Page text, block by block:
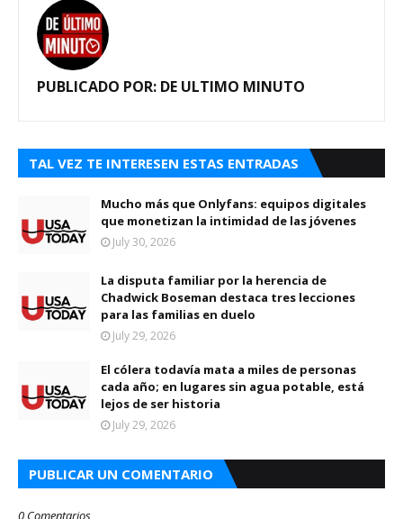
PUBLICADO POR: DE ULTIMO MINUTO
TAL VEZ TE INTERESEN ESTAS ENTRADAS
Mucho más que Onlyfans: equipos digitales
que monetizan la intimidad de las jóvenes
July 30, 2026
La disputa familiar por la herencia de
Chadwick Boseman destaca tres lecciones
para las familias en duelo
July 29, 2026
El cólera todavía mata a miles de personas
cada año; en lugares sin agua potable, está
lejos de ser historia
July 29, 2026
PUBLICAR UN COMENTARIO
0 Comentarios